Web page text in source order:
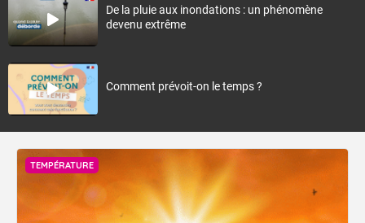
De la pluie aux inondations : un phénomène
devenu extrême
Comment prévoit-on le temps ?
TEMPÉRATURE